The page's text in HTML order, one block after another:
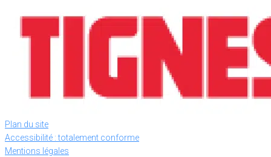
Plan du site
Accessibilité : totalement conforme
Mentions légales